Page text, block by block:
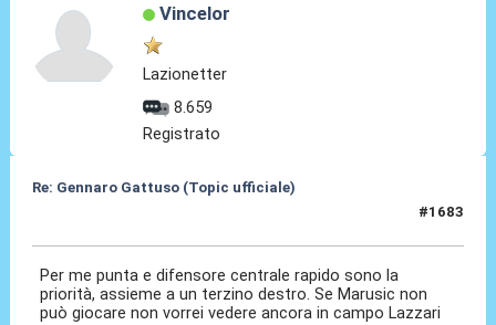
Vincelor
Lazionetter
8.659
Registrato
Re: Gennaro Gattuso (Topic ufficiale)
#1683
Per me punta e difensore centrale rapido sono la
priorità, assieme a un terzino destro. Se Marusic non
può giocare non vorrei vedere ancora in campo Lazzari